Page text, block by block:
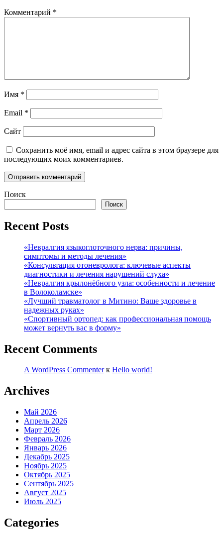
Комментарий *
Имя *
Email *
Сайт
Сохранить моё имя, email и адрес сайта в этом браузере для
последующих моих комментариев.
Поиск
Поиск
Recent Posts
«Невралгия языкоглоточного нерва: причины,
симптомы и методы лечения»
«Консультация отоневролога: ключевые аспекты
диагностики и лечения нарушений слуха»
«Невралгия крылонёбного узла: особенности и лечение
в Волоколамске»
«Лучший травматолог в Митино: Ваше здоровье в
надежных руках»
«Спортивный ортопед: как профессиональная помощь
может вернуть вас в форму»
Recent Comments
A WordPress Commenterк Hello world!
Archives
Май 2026
Апрель 2026
Март 2026
Февраль 2026
Январь 2026
Декабрь 2025
Ноябрь 2025
Октябрь 2025
Сентябрь 2025
Август 2025
Июль 2025
Categories